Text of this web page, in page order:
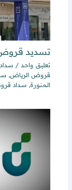
تسديد قروض
تعليق واحد /
قروض الرياض,
المنورة, سداد